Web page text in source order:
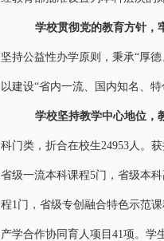
学校贯彻党的教育方针，
坚持公益性办学原则，秉承“厚
以建设“省内一流、国内知名、
学校坚持教学中心地位，
科门类，折合在校生24953人。
省级一流本科课程5门，省级本
程1门，省级专创融合特色示范
产学合作协同育人项目41项 。学